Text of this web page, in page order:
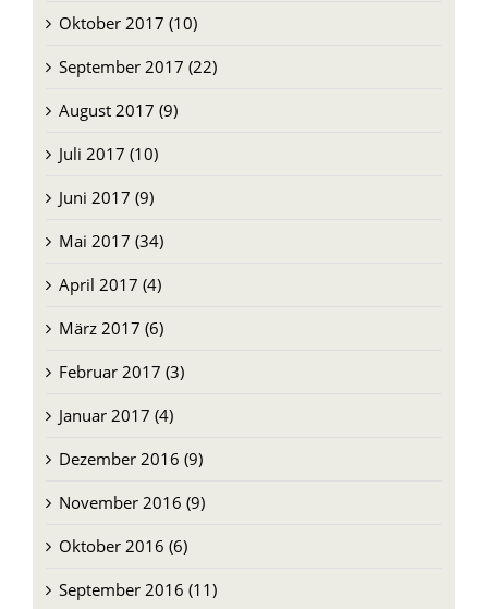
Oktober 2017 (10)
September 2017 (22)
August 2017 (9)
Juli 2017 (10)
Juni 2017 (9)
Mai 2017 (34)
April 2017 (4)
März 2017 (6)
Februar 2017 (3)
Januar 2017 (4)
Dezember 2016 (9)
November 2016 (9)
Oktober 2016 (6)
September 2016 (11)